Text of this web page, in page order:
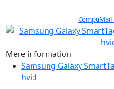
CompuMail
Mere information
Samsung Galaxy
hvid